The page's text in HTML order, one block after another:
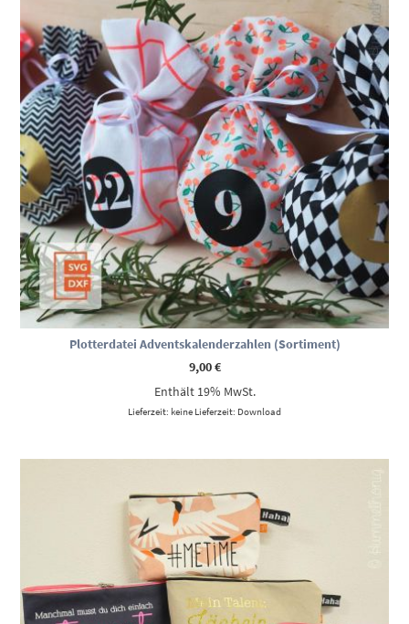
Plotterdatei Adventskalenderzahlen (Sortiment)
9,00€
Enthält 19% MwSt.
Lieferzeit: keine Lieferzeit: Download